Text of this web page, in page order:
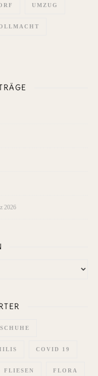
UMZUG
2026
COVID 19
FLIESEN FLORA